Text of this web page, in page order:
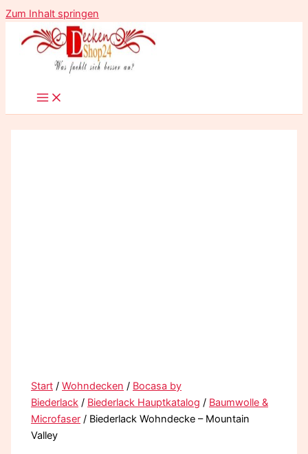
Zum Inhalt springen
Start /Wohndecken / Bocasa by
Biederlack / Biederlack Hauptkatalog / Baumwolle &
Microfaser / Biederlack Wohndecke – Mountain
Valley